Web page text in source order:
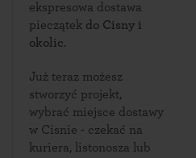
ekspresowa dostawa
pieczątek do Cisny i
okolic.
Już teraz możesz
stworzyć projekt,
wybrać miejsce dostawy
w Cisnie - czekać na
kuriera, listonosza lub